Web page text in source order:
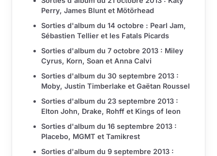
Perry, James Blunt et Mötörhead
Sorties d'album du 14 octobre : Pearl Jam,
Sébastien Tellier et les Fatals Picards
Sorties d'album du 7 octobre 2013 : Miley
Cyrus, Korn, Soan et Anna Calvi
Sorties d'album du 30 septembre 2013 :
Moby, Justin Timberlake et Gaëtan Roussel
Sorties d'album du 23 septembre 2013 :
Elton John, Drake, Rohff et Kings of leon
Sorties d'album du 16 septembre 2013 :
Placebo, MGMT et Tamikrest
Sorties d'album du 9 septembre 2013 :